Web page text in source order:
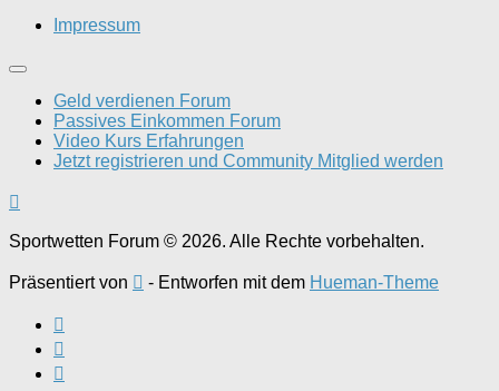
Impressum
Geld verdienen Forum
Passives Einkommen Forum
Video Kurs Erfahrungen
Jetzt registrieren und Community Mitglied werden
Sportwetten Forum © 2026. Alle Rechte vorbehalten.
Präsentiert von - Entworfen mit dem Hueman-Theme